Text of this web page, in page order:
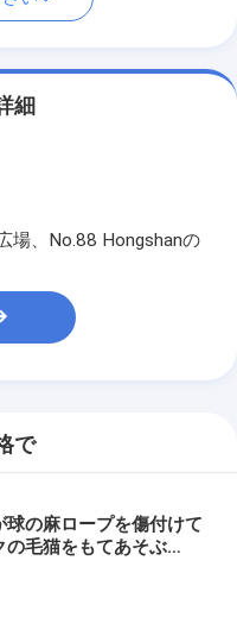
細
場、No.88 Hongshanの
で
球の麻ロープを傷付けて
の毛猫をもてあそぶ